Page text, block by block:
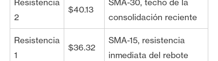
Resistencia
2
$40.13
SMA-30, techo de la
consolidación reciente
Resistencia
1
$36.32
SMA-15, resistencia
inmediata del rebote